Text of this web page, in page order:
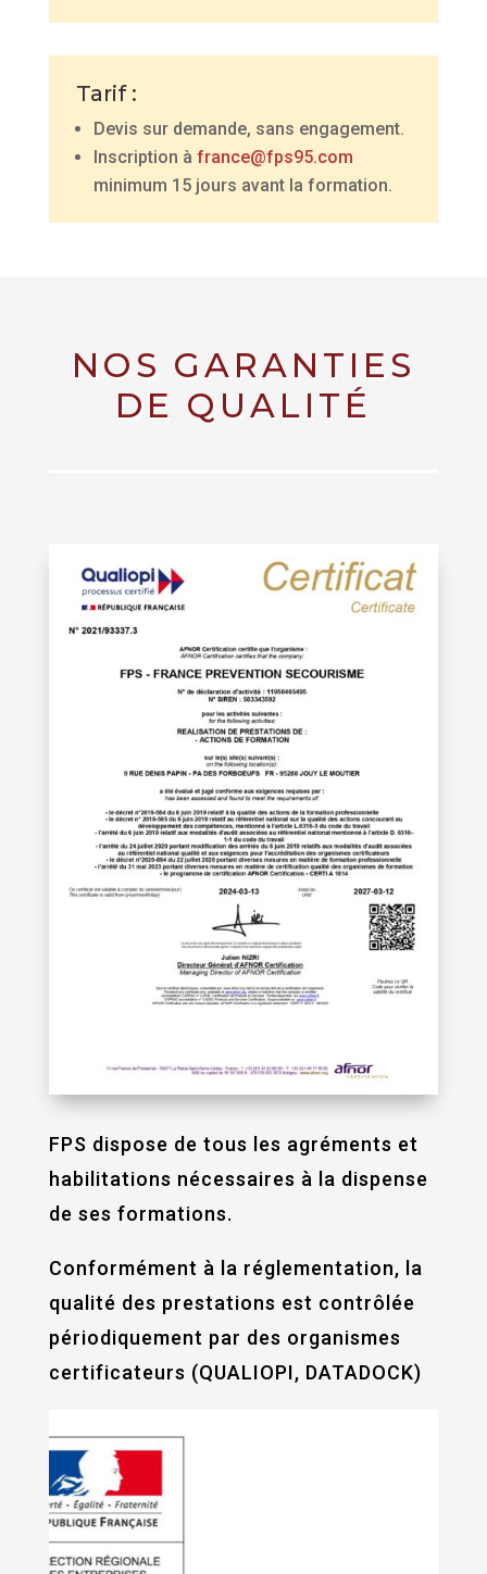
Tarif :
Devis sur demande, sans engagement.
Inscription à france@fps95.com
minimum 15 jours avant la formation.
NOS GARANTIES
DE QUALITÉ
FPS dispose de tous les agréments et
habilitations nécessaires à la dispense
de ses formations.
Conformément à la réglementation, la
qualité des prestations est contrôlée
périodiquement par des organismes
certificateurs (QUALIOPI, DATADOCK)